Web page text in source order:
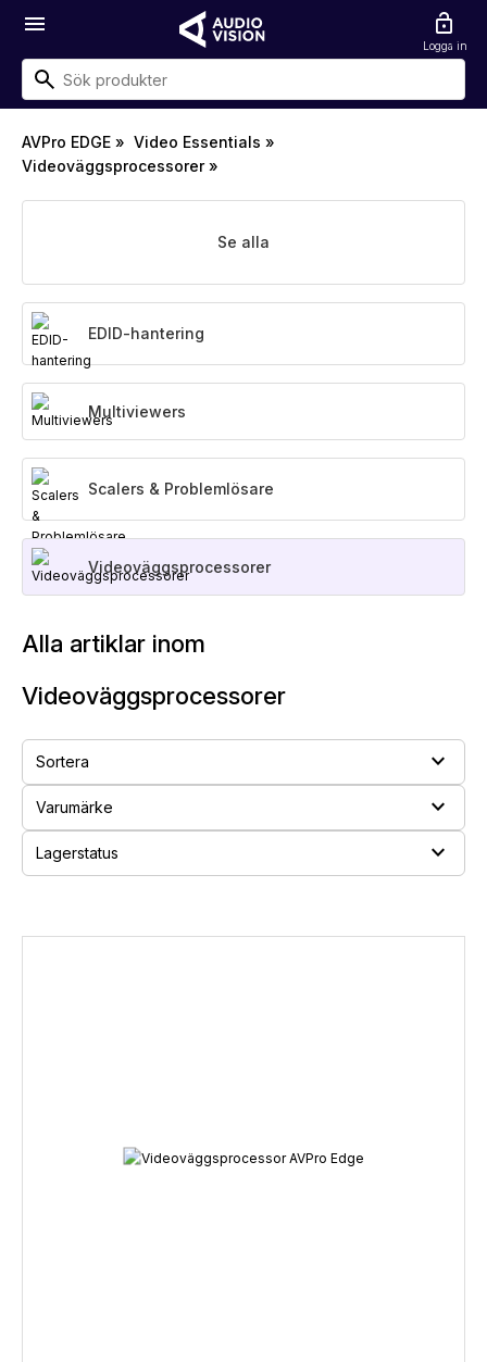
menu lock_open
Logga in
AVPro EDGE » Video Essentials »
Videoväggsprocessorer»
Se alla
EDID-hantering
Multiviewers
Scalers & Problemlösare
Videoväggsprocessorer
Alla artiklar inom
Videoväggsprocessorer
Sortera expand_more
Varumärke expand_more
Lagerstatus expand_more